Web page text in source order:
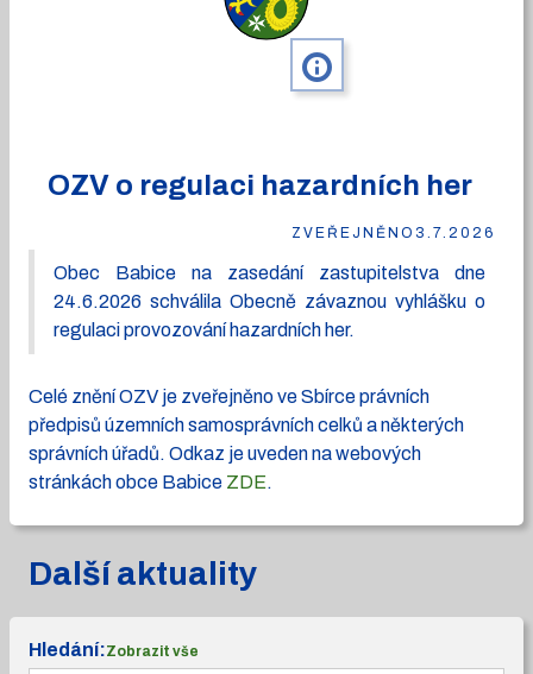
info
OZV o regulaci hazardních her
ZVEŘEJNĚNO 3.7.2026
Obec Babice na zasedání zastupitelstva dne
24.6.2026 schválila Obecně závaznou vyhlášku o
regulaci provozování hazardních her.
Celé znění OZV je zveřejněno ve Sbírce právních
předpisů územních samosprávních celků a některých
správních úřadů. Odkaz je uveden na webových
stránkách obce Babice ZDE.
Další aktuality
Hledání:Zobrazit vše